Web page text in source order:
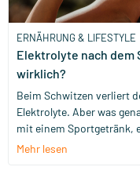
ERNÄHRUNG & LIFESTYLE
Elektrolyte nach dem
wirklich?
Beim Schwitzen verliert
Elektrolyte. Aber was
mit einem Sportgetränk,
einfach mit ein paar
Mehr lesen